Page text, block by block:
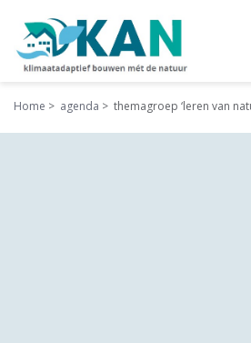
Home agenda themagroep ‘leren van